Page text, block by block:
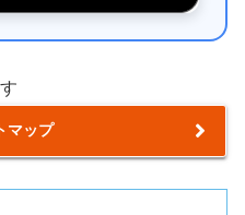
マップ